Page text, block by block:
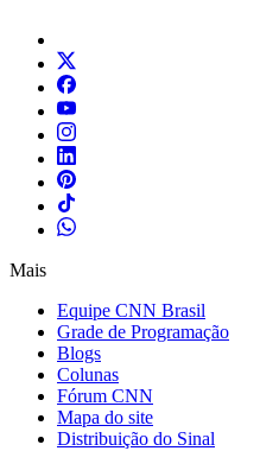
Mais
Equipe CNN Brasil
Grade de Programação
Blogs
Colunas
Fórum CNN
Mapa do site
Distribuição do Sinal